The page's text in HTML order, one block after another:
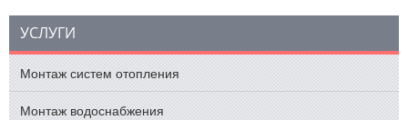
УСЛУГИ
Монтаж систем отопления
Монтаж водоснабжения